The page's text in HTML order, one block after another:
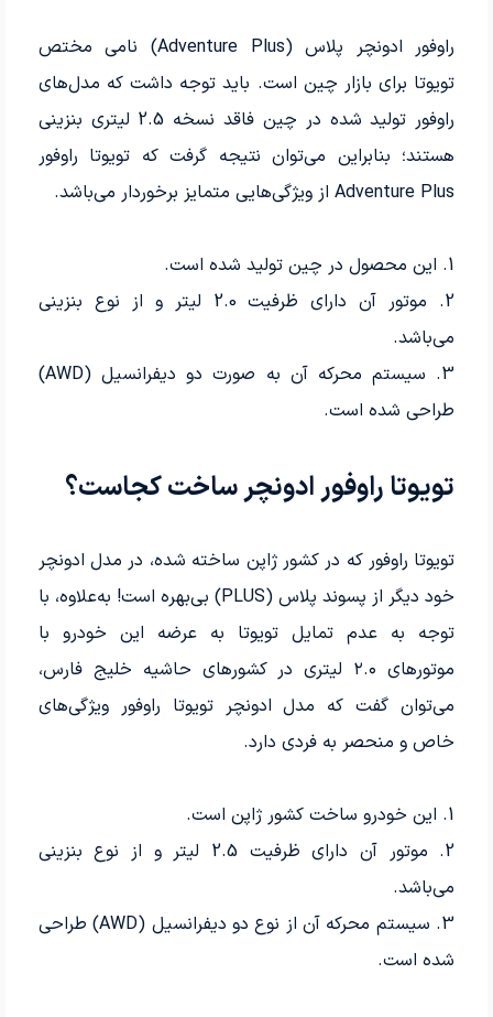
راوفور ادونچر پلاس (Adventure Plus) نامی مختص
تویوتا برای بازار چین است. باید توجه داشت که مدل‌های
راوفور تولید شده در چین فاقد نسخه 2.5 لیتری بنزینی
هستند؛ بنابراین می‌توان نتیجه گرفت که تویوتا راوفور
Adventure Plus از ویژگی‌هایی متمایز برخوردار می‌باشد.
1. این محصول در چین تولید شده است.
2. موتور آن دارای ظرفیت 2.0 لیتر و از نوع بنزینی
می‌باشد.
3. سیستم محرکه آن به صورت دو دیفرانسیل (AWD)
طراحی شده است.
تویوتا راوفور ادونچر ساخت کجاست؟
تویوتا راوفور که در کشور ژاپن ساخته شده، در مدل ادونچر
خود دیگر از پسوند پلاس (PLUS) بی‌بهره است! به‌علاوه، با
توجه به عدم تمایل تویوتا به عرضه این خودرو با
موتورهای ۲.۰ لیتری در کشورهای حاشیه خلیج فارس،
می‌توان گفت که مدل ادونچر تویوتا راوفور ویژگی‌های
خاص و منحصر به فردی دارد.
1. این خودرو ساخت کشور ژاپن است.
2. موتور آن دارای ظرفیت 2.5 لیتر و از نوع بنزینی
می‌باشد.
3. سیستم محرکه آن از نوع دو دیفرانسیل (AWD) طراحی
شده است.